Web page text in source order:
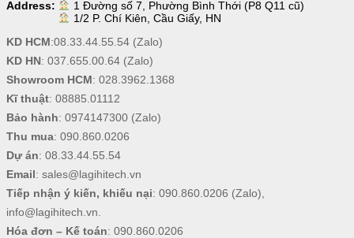
Address:
1 Đường số 7, Phường Bình Thới (P8 Q11 cũ)
1/2 P. Chí Kiên, Cầu Giấy, HN
KD HCM:08.33.44.55.54(Zalo)
KD HN: 037.655.00.64(Zalo)
Showroom HCM: 028.3962.1368
Kĩ thuật: 08885.01112
Bảo hành: 0974147300(Zalo)
Thu mua: 090.860.0206
Dự án: 08.33.44.55.54
Email: sales@lagihitech.vn
Tiếp nhận ý kiến, khiếu nại: 090.860.0206 (Zalo),
info@lagihitech.vn
Hóa đơn – Kế toán: 090.860.0206